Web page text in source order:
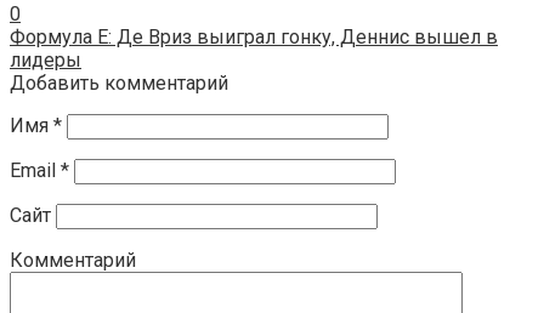
0
Формула E: Де Вриз выиграл гонку, Деннис вышел в
лидеры
Добавить комментарий
Имя *
Email *
Сайт
Комментарий